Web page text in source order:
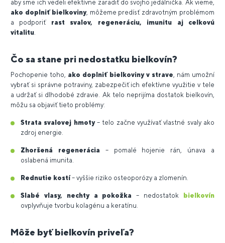
aby sme ich vedeli efektívne zaradiť do svojho jedálnička. Ak vieme,
ako doplniť bielkoviny, môžeme predísť zdravotným problémom
a podporiť rast svalov, regeneráciu, imunitu aj celkovú
vitalitu
Čo sa stane pri nedostatku bielkovín?
Pochopenie toho, ako doplniť bielkoviny v strave , nám umožní
vybrať si správne potraviny, zabezpečiť ich efektívne využitie v tele
a udržať si dlhodobé zdravie. Ak telo neprijíma dostatok bielkovín,
môžu sa objaviť tieto problémy:
Strata svalovej hmoty– telo začne využívať vlastné svaly ako
zdroj energie.
Zhoršená regenerácia – pomalé hojenie rán, únava a
oslabená imunita.
Rednutie kostí– vyššie riziko osteoporózy a zlomenín.
Slabé vlasy, nechty a pokožka – nedostatok
bielkovín
ovplyvňuje tvorbu kolagénu a keratínu.
Môže byť bielkovín priveľa?